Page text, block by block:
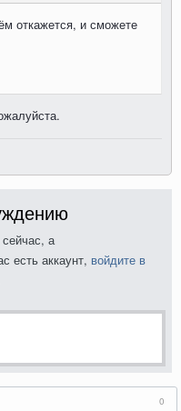
откажется, и сможете
а
есть аккаунт, войдите в
0